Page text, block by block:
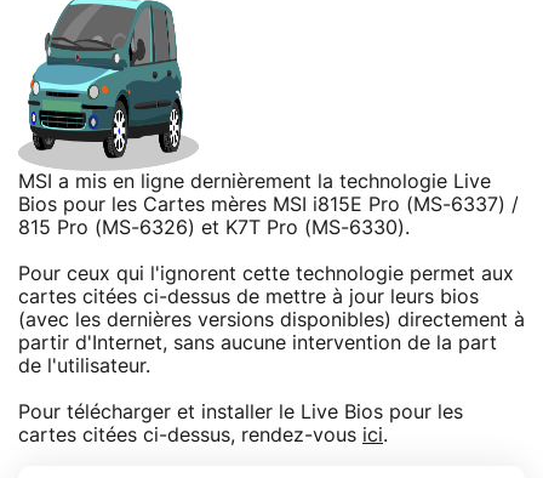
MSI a mis en ligne dernièrement la technologie Live
Bios pour les Cartes mères MSI i815E Pro (MS-6337) /
815 Pro (MS-6326) et K7T Pro (MS-6330).
Pour ceux qui l'ignorent cette technologie permet aux
cartes citées ci-dessus de mettre à jour leurs bios
(avec les dernières versions disponibles) directement à
partir d'Internet, sans aucune intervention de la part
de l'utilisateur.
Pour télécharger et installer le Live Bios pour les
cartes citées ci-dessus, rendez-vous ici.